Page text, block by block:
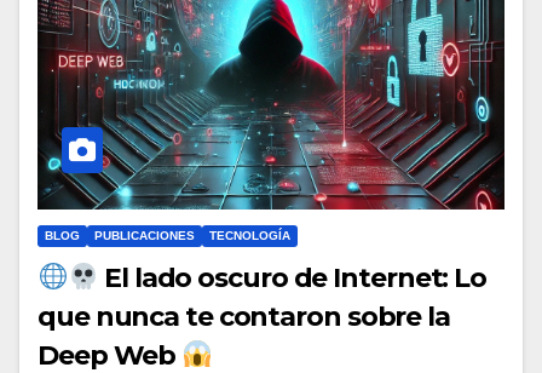
BLOG PUBLICACIONES TECNOLOGÍA
El lado oscuro de Internet: Lo
que nunca te contaron sobre la
Deep Web